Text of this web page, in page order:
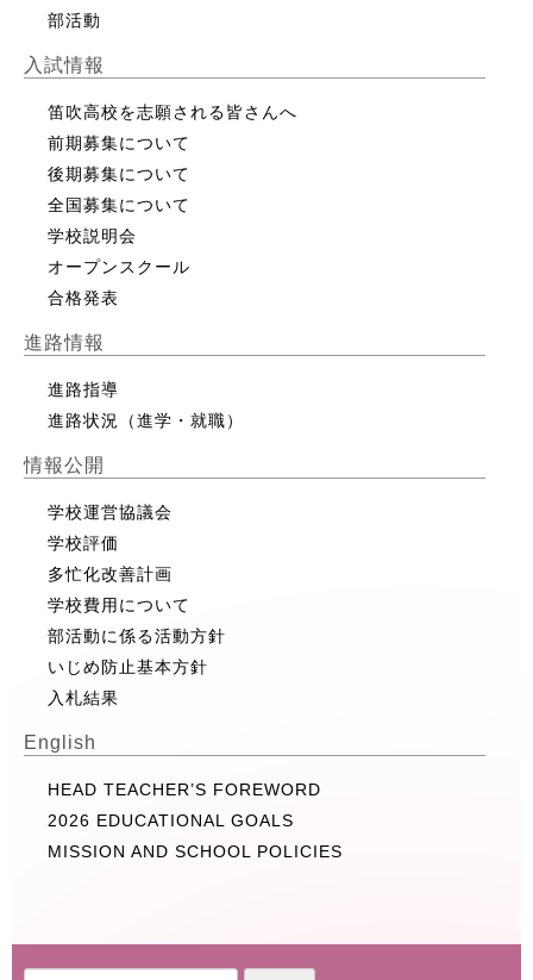
部活動
入試情報
笛吹高校を志願される皆さんへ
前期募集について
後期募集について
全国募集について
学校説明会
オープンスクール
合格発表
進路情報
進路指導
進路状況（進学・就職）
情報公開
学校運営協議会
学校評価
多忙化改善計画
学校費用について
部活動に係る活動方針
いじめ防止基本方針
入札結果
English
HEAD TEACHER’S FOREWORD
2026 EDUCATIONAL GOALS
MISSION AND SCHOOL POLICIES